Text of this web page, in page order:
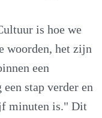
is hoe we
woorden, het zijn
een
stap verder en
minuten is." Dit